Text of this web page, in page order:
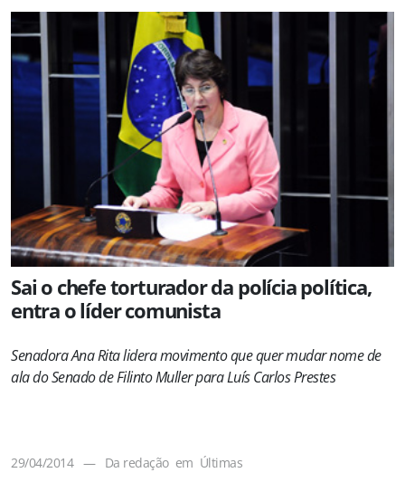
Sai o chefe torturador da polícia política,
entra o líder comunista
Senadora Ana Rita lidera movimento que quer mudar nome de
ala do Senado de Filinto Muller para Luís Carlos Prestes
29/04/2014 — Da redação em Últimas